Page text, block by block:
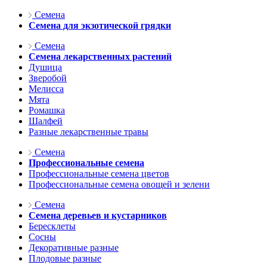
Семена
Семена для экзотической грядки
Семена
Семена лекарственных растений
Душица
Зверобой
Мелисса
Мята
Ромашка
Шалфей
Разные лекарственные травы
Семена
Профессиональные семена
Профессиональные семена цветов
Профессиональные семена овощей и зелени
Семена
Семена деревьев и кустарников
Бересклеты
Сосны
Декоративные разные
Плодовые разные